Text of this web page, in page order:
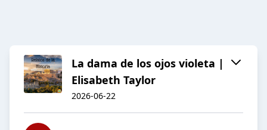
La dama de los ojos violeta |
Elisabeth Taylor
2026-06-22